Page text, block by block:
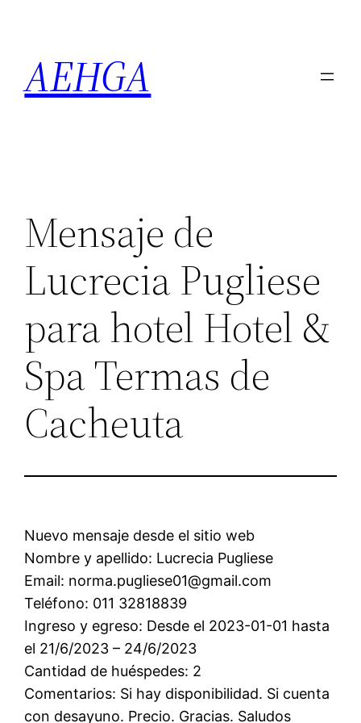
contenido
AEHGA
Mensaje de
Lucrecia Pugliese
para hotel Hotel &
Spa Termas de
Cacheuta
Nuevo mensaje desde el sitio web
Nombre y apellido: Lucrecia Pugliese
Email: norma.pugliese01@gmail.com
Teléfono: 011 32818839
Ingreso y egreso: Desde el 2023-01-01 hasta
el 21/6/2023 – 24/6/2023
Cantidad de huéspedes: 2
Comentarios: Si hay disponibilidad. Si cuenta
con desayuno. Precio. Gracias. Saludos